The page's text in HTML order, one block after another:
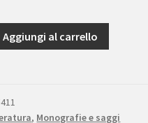
Aggiungi al carrello
, Monografie e saggi